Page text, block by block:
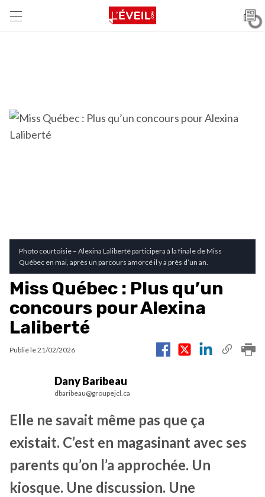
Photo courtoisie – Alexina Laliberté participera à la finale de Miss
Québec en mai, après un parcours amorcé il y a près d’un an.
Miss Québec : Plus qu’un
concours pour Alexina
Laliberté
Publié le21/02/2026
Dany Baribeau
dbaribeau@groupejcl.ca
Elle ne savait même pas que ça
existait. C’est en magasinant avec ses
parents qu’on l’a approchée. Un
kiosque. Une discussion. Une